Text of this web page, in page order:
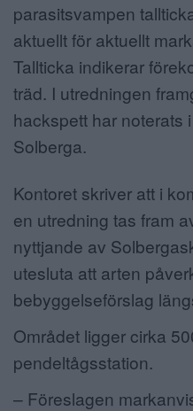
parasitsvampen
aktuellt för aktuellt
Tallticka indikerar
träd. I utredningen
hackspett har noterats
Solberga.
Kontoret skriver att i
en utredning tas fram
nyttjande av
utesluta att arten
bebyggelseförslag
Området ligger cirka
pendeltågsstation.
– Föreslagen